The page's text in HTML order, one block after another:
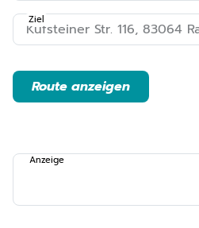
Ziel
Route anzeigen
Anzeige